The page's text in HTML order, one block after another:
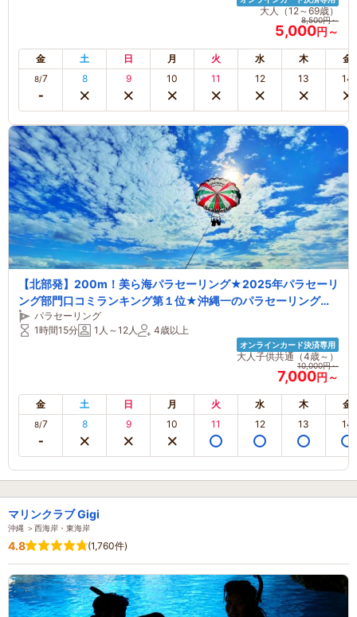
大人（12～69歳）
8,500円～
5,000円～
金 土 日 月 火 水 木 金
8/7 8 9 10 11 12 13 14
【北部発】200m！美ら海パラセーリング★2025年パラセーリ
ング部門口コミランキング第１位★沖縄一のパラセーリング老
舗店★沖縄最長のロープ200m★4KカメラGoPro撮影★
パラセーリング
1時間15分
1人～12人 4歳以上
オンラインカード決済専用
大人子供共通（4歳～）
10,000円～
7,000円～
金 土 日 月 火 水 木 金
8/7 8 9 10 11 12 13 14
マリンクラブ Gigi
沖縄 ＞西海岸・東海岸
4.8 (1,760件)